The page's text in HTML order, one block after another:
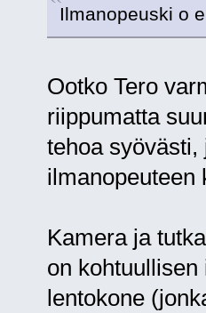
Ilmanopeuski o
Ootko Tero
riippumatta
tehoa
ilmanopeuteen
Kamera ja
on
lentokone